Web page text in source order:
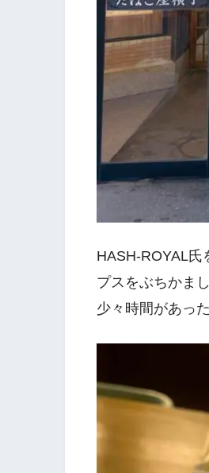
HASH-ROYAL氏
プスをぶちかま
少々時間があっ